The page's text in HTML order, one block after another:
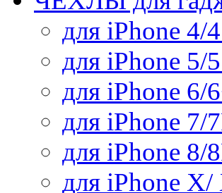
для iPhone 4/
для iPhone 5/
для iPhone 6/
для iPhone 7/
для iPhone 8/
для iPhone